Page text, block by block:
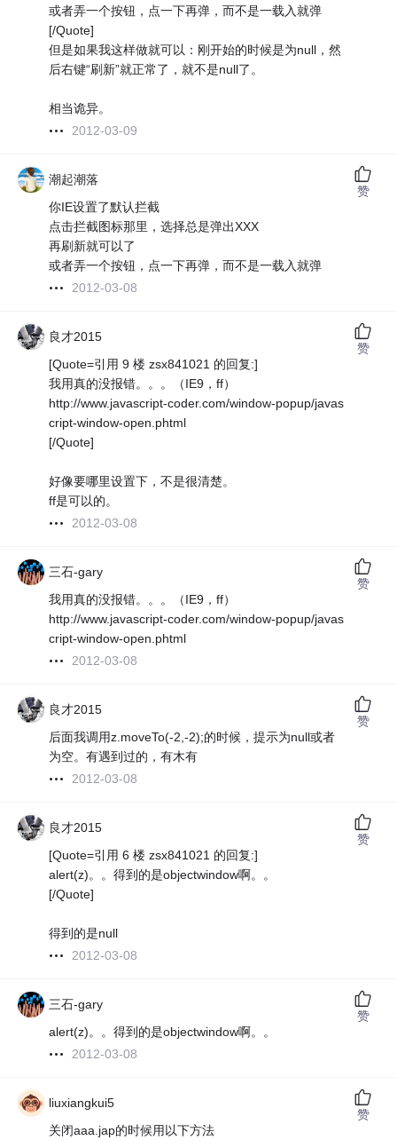
或者弄一个按钮，点一下再弹，而不是一载入就弹
[/Quote]
但是如果我这样做就可以：刚开始的时候是为null，然
后右键“刷新”就正常了，就不是null了。
相当诡异。
2012-03-09
潮起潮落
你IE设置了默认拦截
点击拦截图标那里，选择总是弹出XXX
再刷新就可以了
或者弄一个按钮，点一下再弹，而不是一载入就弹
2012-03-08
赞
良才2015
[Quote=引用 9 楼 zsx841021 的回复:]
我用真的没报错。。。（IE9，ff）
http://www.javascript-coder.com/window-popup/javas
cript-window-open.phtml
[/Quote]
好像要哪里设置下，不是很清楚。
ff是可以的。
2012-03-08
赞
三石-gary
我用真的没报错。。。（IE9，ff）
http://www.javascript-coder.com/window-popup/javas
cript-window-open.phtml
2012-03-08
赞
良才2015
后面我调用z.moveTo(-2,-2);的时候，提示为null或者
为空。有遇到过的，有木有
2012-03-08
赞
良才2015
[Quote=引用 6 楼 zsx841021 的回复:]
alert(z)。。得到的是objectwindow啊。。
[/Quote]
得到的是null
2012-03-08
赞
三石-gary
alert(z)。。得到的是objectwindow啊。。
2012-03-08
赞
liuxiangkui5
关闭aaa.jap的时候用以下方法
赞